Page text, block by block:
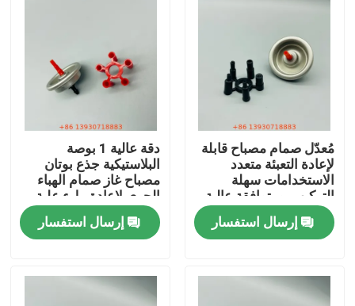
مسكن
منتجات
مُعدّل صمام مصباح قابلة
لإعادة التعبئة متعدد
الاستخدامات سهلة
التركيب، ومتوافقة عالية
للسفر والاستخدام
اليوميإرسال استفسار
دقة عالية 1 بوصة
البلاستيكية جذع بوتان
مصباح غاز صمام الهباء
الجوي لإعادة ملء علبة
إرسال استفسار